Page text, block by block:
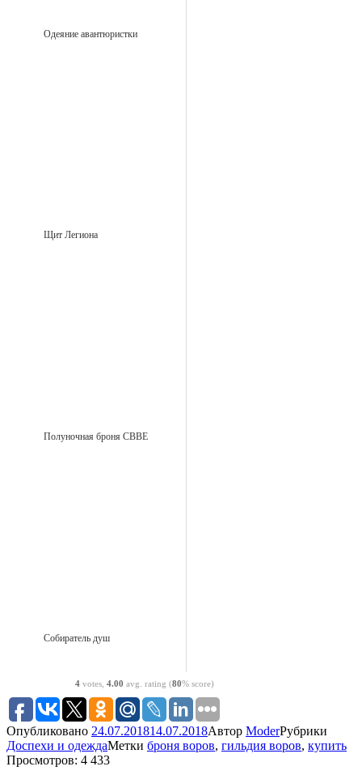
Одеяние авантюристки
Щит Легиона
Полуночная броня CBBE
Собиратель душ
4 votes, 4.00 avg. rating (80% score)
Опубликовано 24.07.201814.07.2018Автор ModerРубрики
Доспехи и одеждаМетки броня воров, гильдия воров, купить
Просмотров: 4 433